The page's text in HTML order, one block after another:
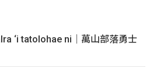
‘i tatolohae ni｜萬山部落勇士